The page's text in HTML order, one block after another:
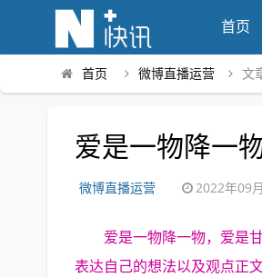
首页
首页 微博直播运营 文
爱是一物降一
微博直播运营 2022年09
爱是一物降一物，爱是
表达自己的想法以及观点正